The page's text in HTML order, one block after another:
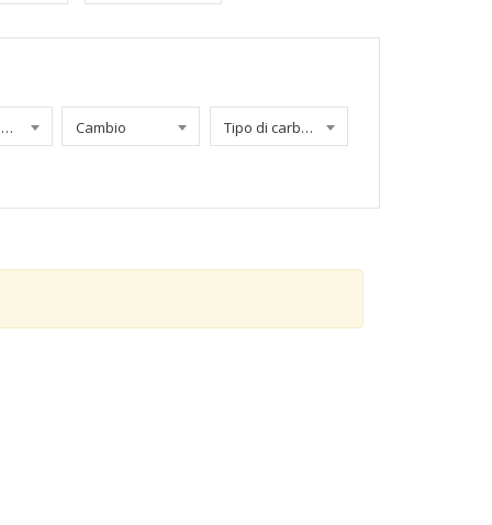
Chilometraggio Cambio Tipo di carburante